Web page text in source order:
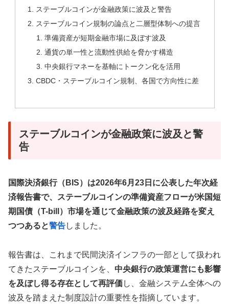
ステーブルコインが金融政策に波及と警告
ステーブルコイン規制の論点と二層型体制への提言
準備資産が短期金融市場に及ぼす波及
通貨の単一性と流動性供給を脅かす構造
中央銀行マネーを基軸にトークン化を活用
CBDC・ステーブルコイン規制、各国で方向性に差
ステーブルコインが金融政策に波及と警
告
国際決済銀行（BIS）は2026年6月23日に公表した年次経
済報告書で、ステーブルコインの準備資産フローが米国短
期国債（T-bill）市場を通じて金融政策の波及経路を変え
つつあると警告しました。
報告書は、これまで民間決済インフラの一部として扱われ
てきたステーブルコインを、 中央銀行の政策運営にも影響
を及ぼし得る存在として再評価し、金融システム全体への
波及を踏まえた制度設計の重要性を指摘しています。